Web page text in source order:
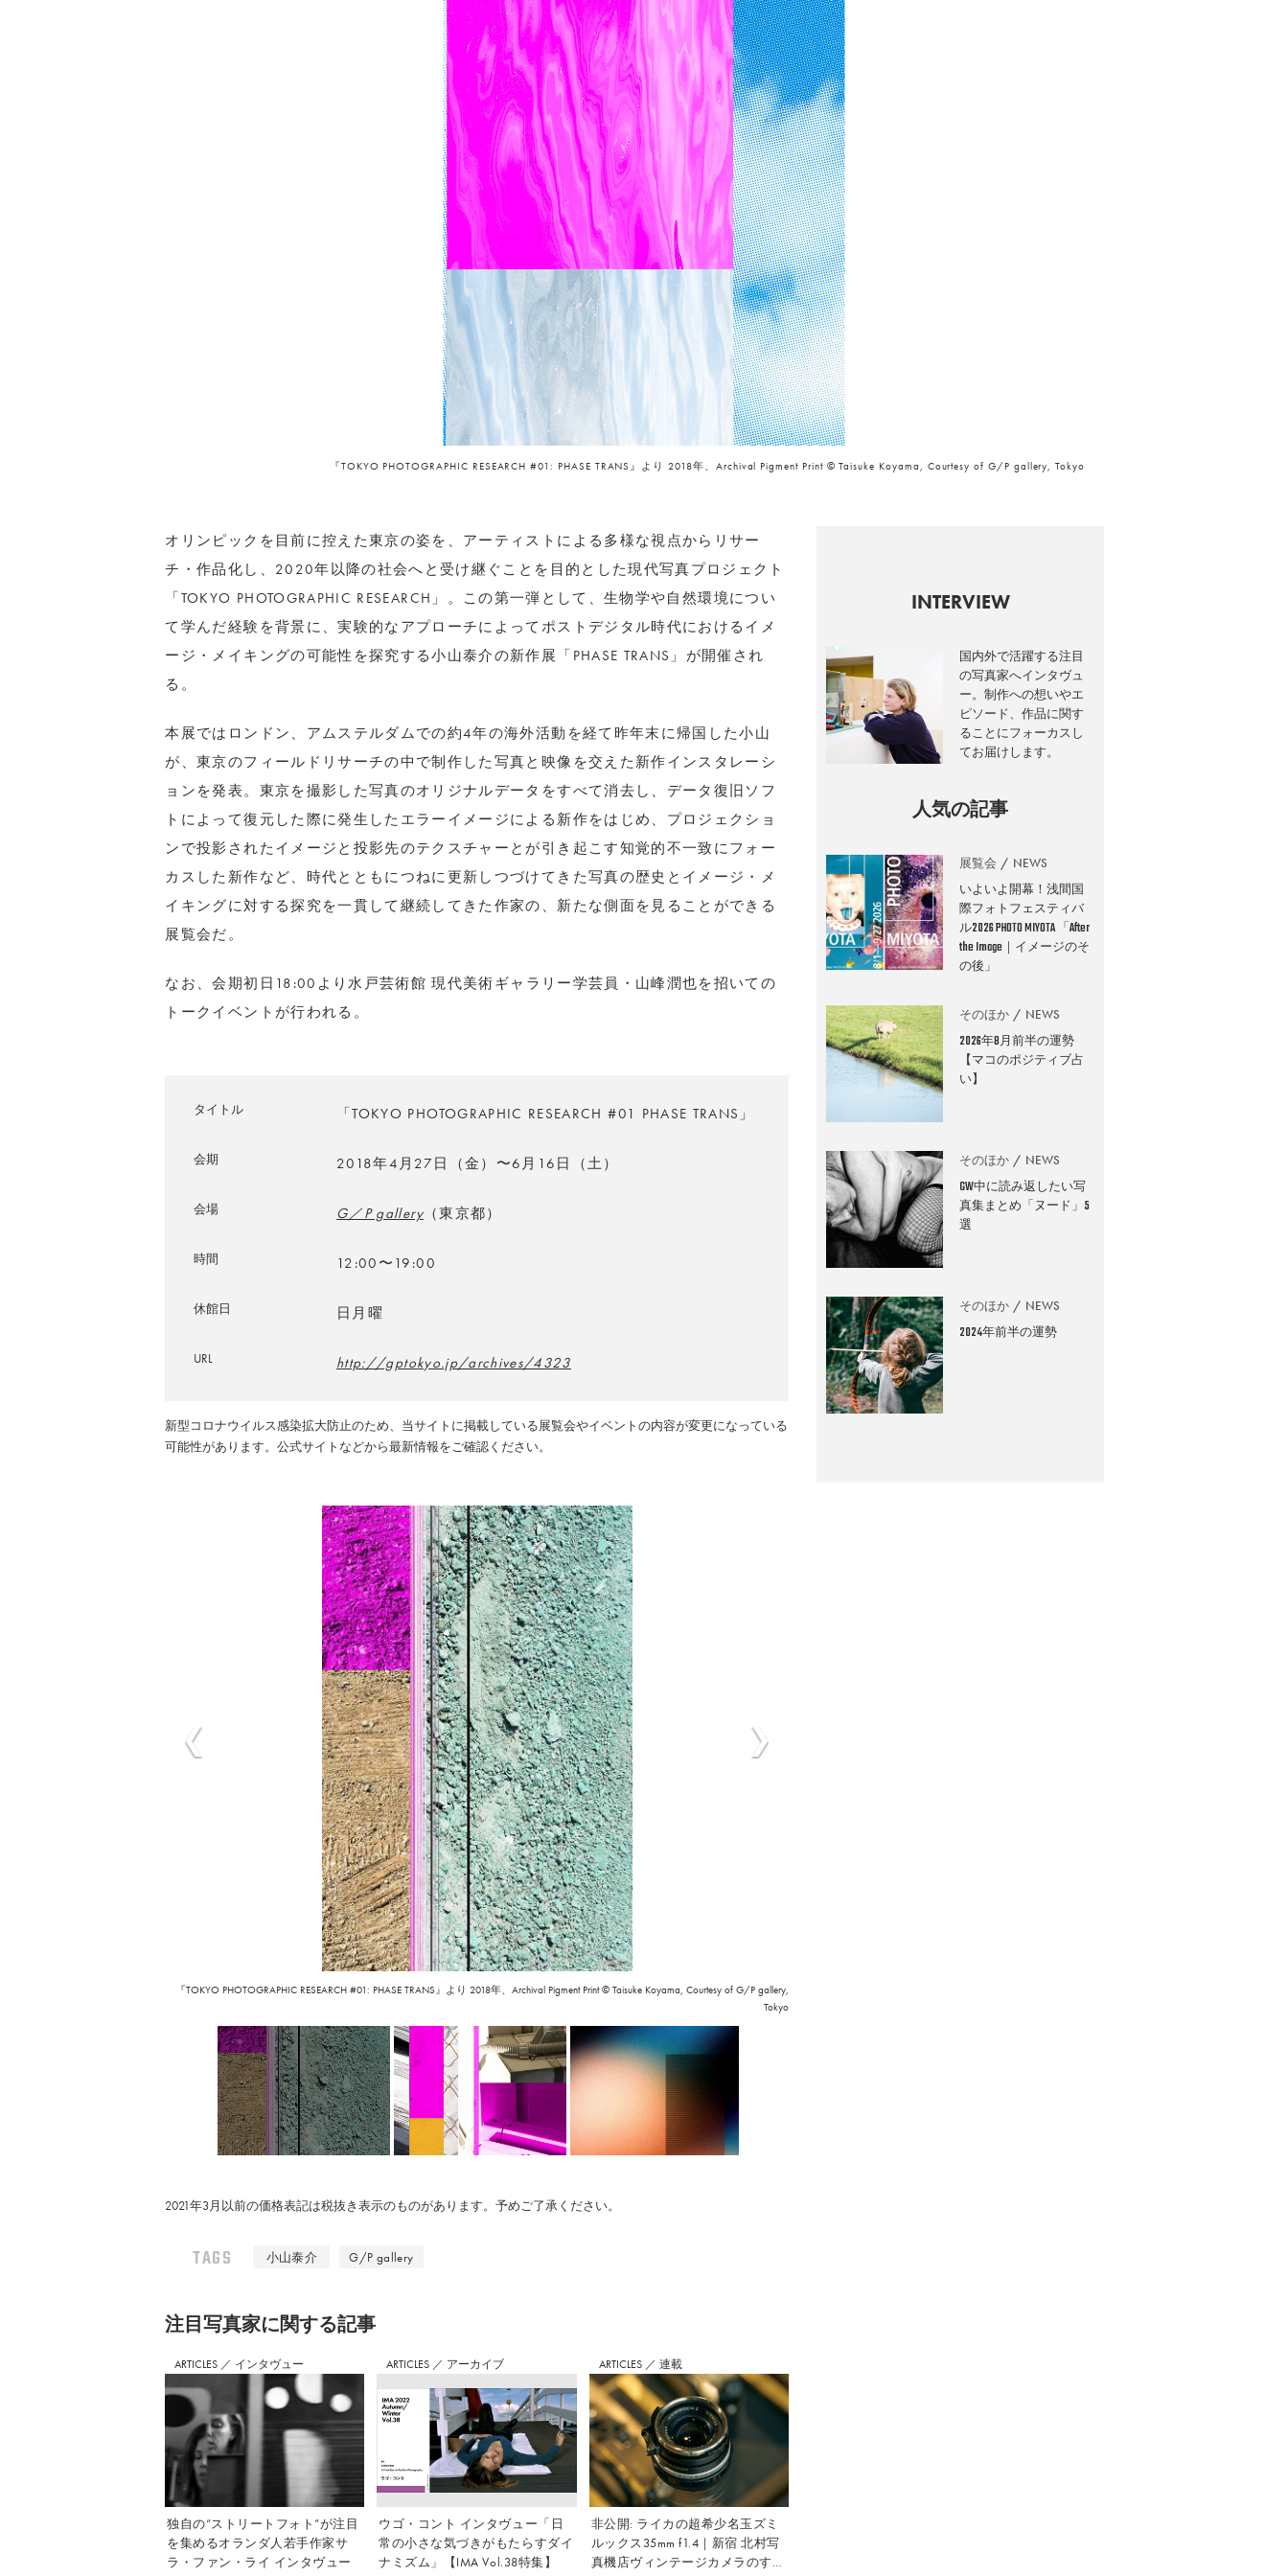
『TOKYO PHOTOGRAPHIC RESEARCH #01: PHASE TRANS』より 2018年、Archival Pigment Print © Taisuke Koyama, Courtesy of G/P gallery, Tokyo
オリンピックを目前に控えた東京の姿を、アーティストによる多様な視点からリサー
チ・作品化し、 2020年以降の社会へと受け継ぐことを目的とした現代写真プロジェクト
「TOKYO PHOTOGRAPHIC RESEARCH」 。この第一弾として、生物学や自然環境につい
て学んだ経験を背景に、実験的なアプローチによってポストデジタル時代におけるイメ
ージ・メイキングの可能性を探究する小山泰介の新作展「 PHASE TRANS 」が開催され
る。
本展ではロンドン、アムステルダムでの約4年の海外活動を経て昨年末に帰国した小山
が、東京のフィールドリサーチの中で制作した写真と映像を交えた新作インスタレーシ
ョンを発表。東京を撮影した写真のオリジナルデータをすべて消去し、データ復旧ソフ
トによって復元した際に発生したエラーイメージによる新作をはじめ、プロジェクショ
ンで投影されたイメージと投影先のテクスチャーとが引き起こす知覚的不一致にフォー
カスした新作など、時代とともにつねに更新しつづけてきた写真の歴史とイメージ・メ
イキングに対する探究を一貫して継続してきた作家の、新たな側面を見ることができる
展覧会だ。
なお、会期初日18:00より水戸芸術館 現代美術ギャラリー学芸員・山峰潤也を招いての
トークイベントが行われる。
タイトル 「TOKYO PHOTOGRAPHIC RESEARCH #01 PHASE TRANS」
会期 2018年4月27日（金）〜6月16日（土）
会場 G／P gallery（東京都）
時間 12:00〜19:00
休館日 日月曜
URL http://gptokyo.jp/archives/4323
新型コロナウイルス感染拡大防止のため、当サイトに掲載している展覧会やイベントの内容が変更になっている
可能性があります。公式サイトなどから最新情報をご確認ください。
『TOKYO PHOTOGRAPHIC RESEARCH #01: PHASE TRANS』より 2018年、Archival Pigment Print © Taisuke Koyama, Courtesy of G/P gallery,
Tokyo
2021年3月以前の価格表記は税抜き表示のものがあります。予めご了承ください。
TAGS 小山泰介 G/P gallery
注⽬写真家に関する記事
ARTICLES ／ インタヴュー
独自の“ストリートフォト”が注目
を集めるオランダ人若手作家サ
ラ・ファン・ライ インタヴュー
ARTICLES ／ アーカイブ
ウゴ・コント インタヴュー「日
常の小さな気づきがもたらすダイ
ナミズム」【IMA Vol.38特集】
ARTICLES ／ 連載
非公開: ライカの超希少名玉ズミ
ルックス35mm f1.4｜新宿 北村写
真機店ヴィンテージカメラのすす
INTERVIEW
国内外で活躍する注目
の写真家へインタヴュ
ー。制作への想いやエ
ピソード、作品に関す
ることにフォーカスし
てお届けします。
人気の記事
展覧会 NEWS
いよいよ開幕！浅間国
際フォトフェスティバ
ル2026 PHOTO MIYOTA 「After
the Image｜イメージのそ
の後」
そのほか NEWS
2026年8月前半の運勢
【マコのポジティブ占
い】
そのほか NEWS
GW中に読み返したい写
真集まとめ「ヌード」5
選
そのほか NEWS
2024年前半の運勢